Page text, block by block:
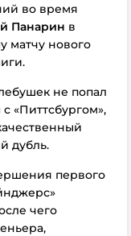
во время
Панарин в
матчу нового
не попал
«Питтсбургом»,
дубль.
первого
чего